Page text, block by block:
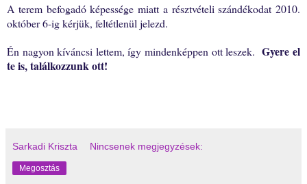
A terem befogadó képessége miatt a résztvételi szándékodat 2010.
október 6-ig kérjük, feltétlenül jelezd.
Én nagyon kíváncsi lettem, így mindenképpen ott leszek.Gyere el
te is, találkozzunk ott!
Sarkadi Kriszta Nincsenek megjegyzések:
Megosztás